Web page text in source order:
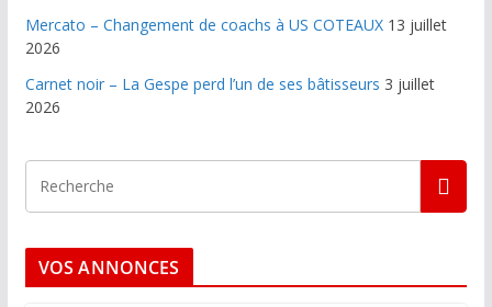
Mercato – Changement de coachs à US COTEAUX 13 juillet
2026
Carnet noir – La Gespe perd l’un de ses bâtisseurs 3 juillet
2026
VOS ANNONCES